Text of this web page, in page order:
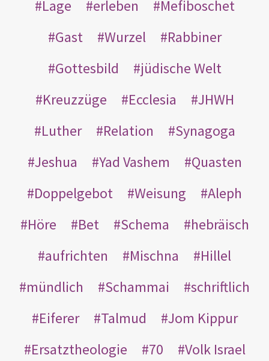
Lage
erleben
Mefiboschet
Gast
Wurzel
Rabbiner
Gottesbild
jüdische Welt
Kreuzzüge
Ecclesia
JHWH
Luther
Relation
Synagoga
Jeshua
Yad Vashem
Quasten
Doppelgebot
Weisung
Aleph
Höre
Bet Schema
hebräisch
aufrichten
Mischna
Hillel
mündlich
Schammai
schriftlich
Eiferer
Talmud
Jom Kippur
Ersatztheologie
70 Volk Israel